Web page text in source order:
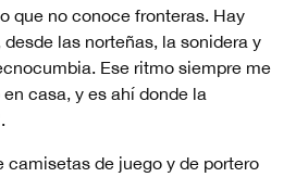
que no conoce fronteras. Hay
las norteñas, la sonidera y
Ese ritmo siempre me
casa, y es ahí donde la
camisetas de juego y de portero